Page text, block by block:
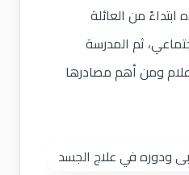
ابتداءً من العائلة
ثم المدرسة
ومن أهم مصادرها